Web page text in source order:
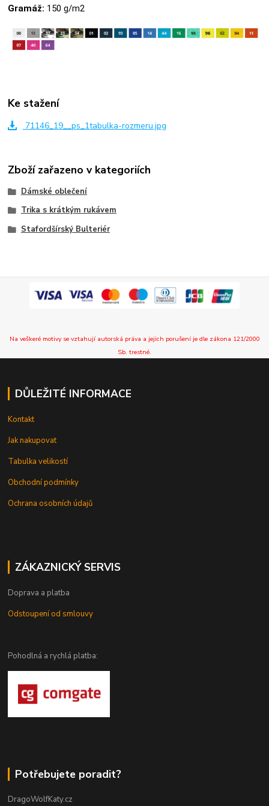
Gramáž: 150 g/m2
Ke stažení
71146_19__ps_1tabulka-rozmeru.jpg
Zboží zařazeno v kategoriích
Dámské oblečení
Trika s krátkým rukávem
Stafordšírský Bulteriér
Na veškeré motivy se vztahují autorská práva a jejich porušení je dle zákona 121/2000
Sb. trestné.
DŮLEŽITÉ INFORMACE
Kontakt
Jak nakupovat
Tabulka velikostí
Obchodní podmínky
Ochrana osobních údajů
ZÁKAZNICKÝ SERVIS
Doprava a platba
Odstoupení od smlouvy
Pohodlná a rychlá platba:
Potřebujete poradit?
DragoWolfKaty.cz